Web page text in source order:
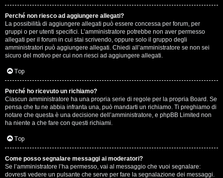
Perché non riesco ad aggiungere allegati?
La possibilità di aggiungere allegati può essere concessa per forum, per
gruppi o per utenti specifici. L’amministratore potrebbe non aver permesso
allegati per il forum in cui stai scrivendo, oppure solo il gruppo degli
amministratori può aggiungere allegati. Chiedi all’amministratore se non sei
sicuro del motivo per cui non riesci ad aggiungere allegati.
Top
Perché ho ricevuto un richiamo?
Ciascun amministratore ha una propria serie di regole per la propria Board. Se
pensa che tu ne abbia infranta una, può mandarti un richiamo. Ti preghiamo di
notare che questa è una decisione dell’amministratore, e phpBB Limited non
ha niente a che fare con questi richiami.
Top
Come posso segnalare messaggi ai moderatori?
Se l’amministratore l’ha permesso, vai al messaggio che vuoi segnalare:
dovresti vedere un pulsante che serve per fare la segnalazione dei messaggi.
R
e
s
o
c
o
n
t
i
S